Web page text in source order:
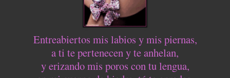
Entreabiertos mis labios y mis piernas,
a ti te pertenecen y te anhelan,
y erizando mis poros con tu lengua,